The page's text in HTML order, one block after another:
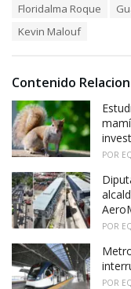
i
s
:
Floridalma Roque
Kevin Malouf
Contenido
POR
POR
POR